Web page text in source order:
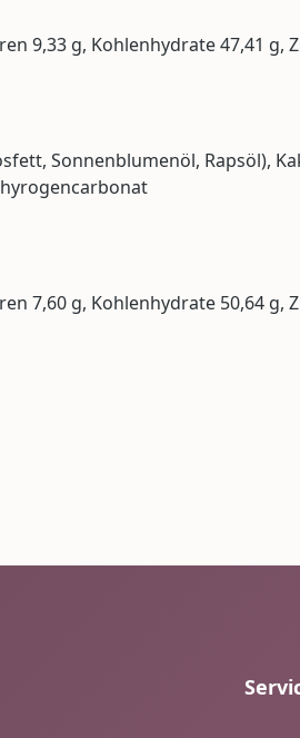
9,33 g, Kohlenhydrate 47,41 g,
Sonnenblumenöl, Rapsöl),
7,60 g, Kohlenhydrate 50,64 g,